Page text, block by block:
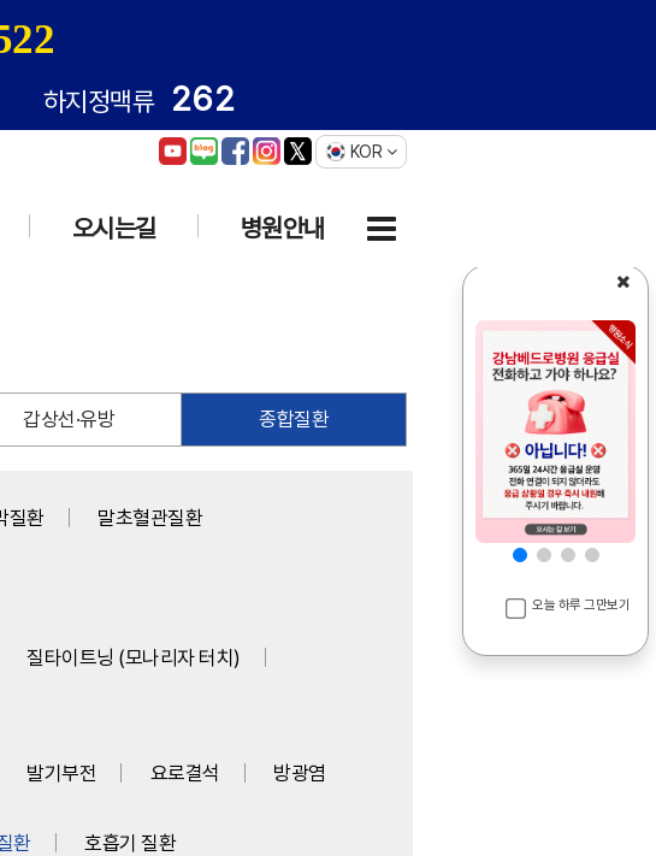
오늘 하루 그만보기
하지정맥류 262
KOR
오시는길 병원안내
갑상선·유방 종합질환
질환 말초혈관질환
질타이트닝 (모나리자 터치)
발기부전 요로결석 방광염
환 호흡기 질환